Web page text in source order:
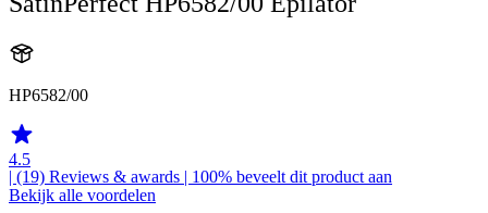
HP6582/00
4.5
| (19) Reviews & awards | 100% beveelt dit product aan
Bekijk alle voordelen